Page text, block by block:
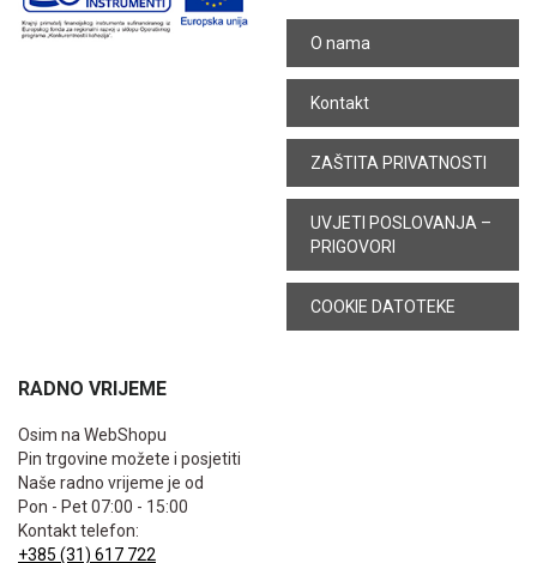
O nama
Kontakt
ZAŠTITA PRIVATNOSTI
UVJETI POSLOVANJA –
PRIGOVORI
COOKIE DATOTEKE
RADNO VRIJEME
Osim na WebShopu
Pin trgovine možete i posjetiti
Naše radno vrijeme je od
Pon - Pet 07:00 - 15:00
Kontakt telefon:
+385 (31) 617 722